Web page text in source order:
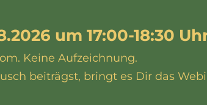
um 17:00-18:30
Keine Aufzeichnung.
beiträgst, bringt es Dir das